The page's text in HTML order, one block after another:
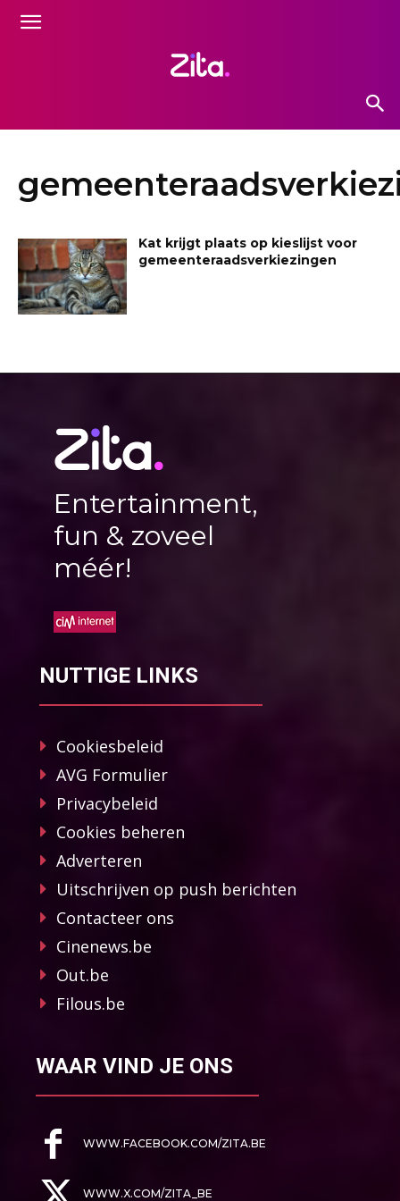
Kat krijgt plaats op kieslijst voor
gemeenteraadsverkiezingen
Entertainment,
fun & zoveel
méér!
NUTTIGE LINKS
Cookiesbeleid
AVG Formulier
Privacybeleid
Cookies beheren
Adverteren
Uitschrijven op push berichten
Contacteer ons
Cinenews.be
Out.be
Filous.be
WAAR VIND JE ONS
WWW.FACEBOOK.COM/ZITA.BE
WWW.X.COM/ZITA_BE